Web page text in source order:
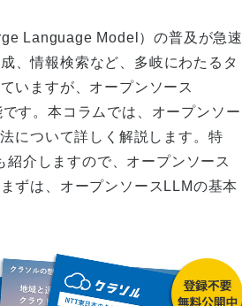
Language Model）の普及が急速
、情報検索など、多岐にわたるタ
いますが、オープンソース
す。本コラムでは、オープンソー
について詳しく解説します。特
介しますので、オープンソース
ずは、オープンソースLLMの基本